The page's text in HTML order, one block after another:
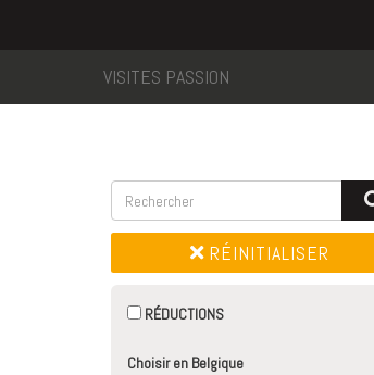
VISITES PASSION
RÉINITIALISER
RÉDUCTIONS
Choisir en Belgique